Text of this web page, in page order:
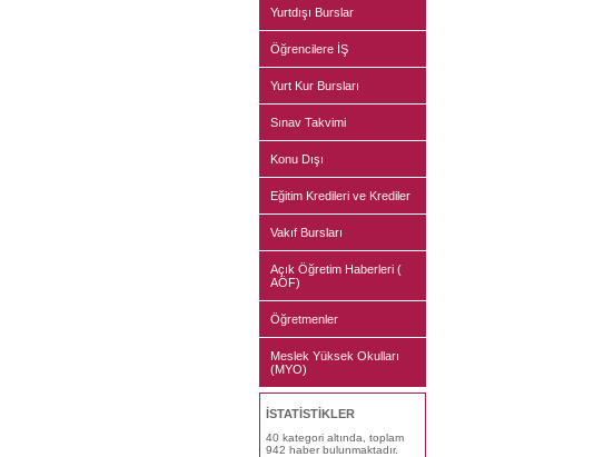
Yurtdışı Burslar
Öğrencilere İŞ
Yurt Kur Bursları
Sınav Takvimi
Konu Dışı
Eğitim Kredileri ve Krediler
Vakıf Bursları
Açık Öğretim Haberleri (
AÖF)
Öğretmenler
Meslek Yüksek Okulları
(MYO)
İSTATİSTİKLER
40 kategori altında, toplam
942 haber bulunmaktadır.